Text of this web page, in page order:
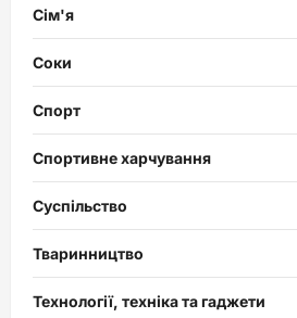
Сім'я
Соки
Спорт
Спортивне харчування
Суспільство
Тваринництво
Технології, техніка та гаджети